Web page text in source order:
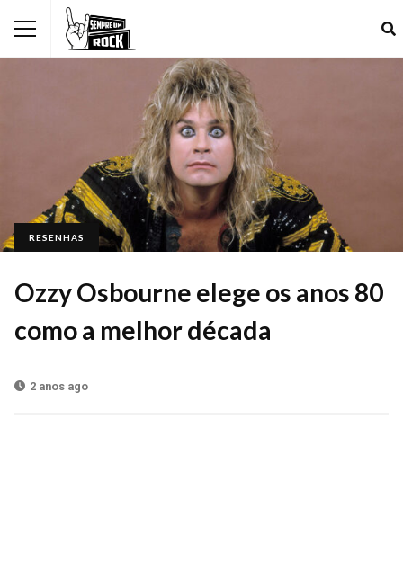
RESENHAS
Ozzy Osbourne elege os anos 80
como a melhor década
2 anos ago